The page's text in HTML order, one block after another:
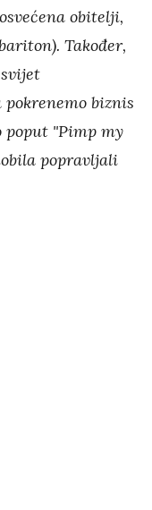
obitelji,
Također,
biznis
"Pimp my
popravljali